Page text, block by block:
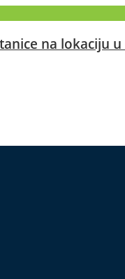
na lokaciju